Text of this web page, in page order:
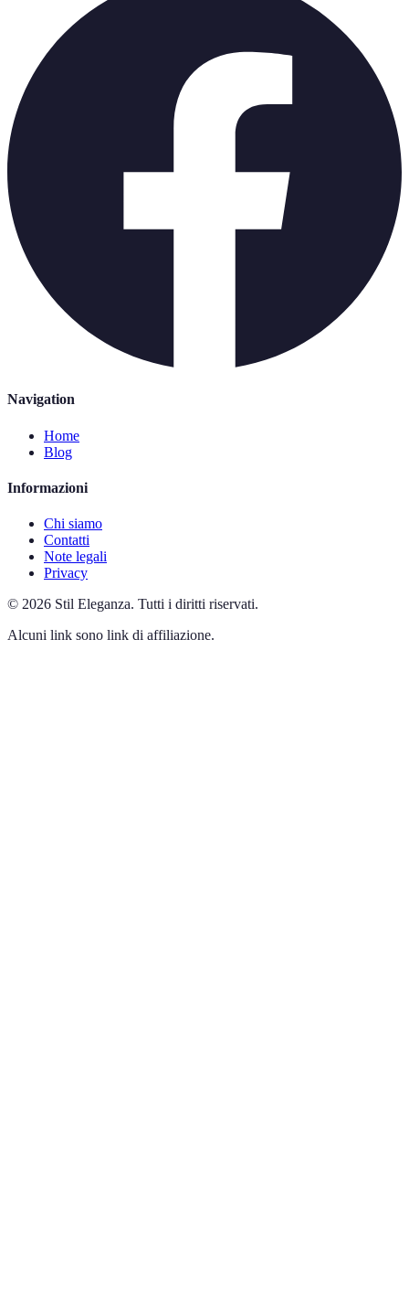
Navigation
Home
Blog
Informazioni
Chi siamo
Contatti
Note legali
Privacy
© 2026 Stil Eleganza. Tutti i diritti riservati.
Alcuni link sono link di affiliazione.